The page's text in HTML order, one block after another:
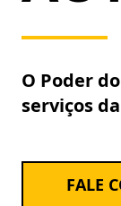
O Poder
serviços
FALE